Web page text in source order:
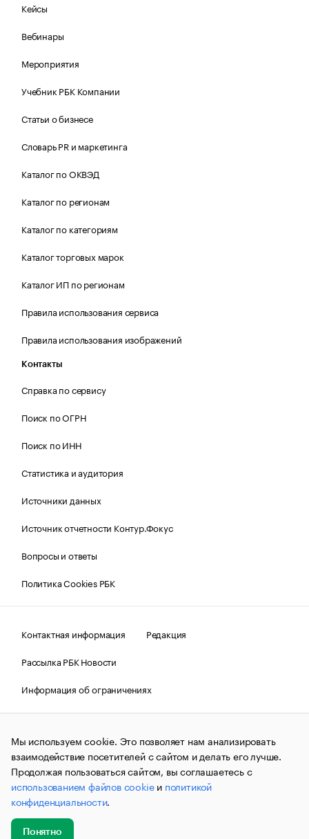
Кейсы
Вебинары
Мероприятия
Учебник РБК Компании
Статьи о бизнесе
Словарь PR и маркетинга
Каталог по ОКВЭД
Каталог по регионам
Каталог по категориям
Каталог торговых марок
Каталог ИП по регионам
Правила использования сервиса
Правила использования изображений
Контакты
Справка по сервису
Поиск по ОГРН
Поиск по ИНН
Статистика и аудитория
Источники данных
Источник отчетности Контур.Фокус
Вопросы и ответы
Политика Cookies РБК
Контактная информация
Редакция
Рассылка РБК Новости
Информация об ограничениях
Правовая информация
О соблюдении авторских прав
© АО «РОСБИЗНЕСКОНСАЛТИНГ»,1995–2026.Сообщения
и материалы информационного агентства «РБК»
(зарегистрировано Федеральной службой по надзору в сфере
связи, информационных технологий и массовых
коммуникаций (Роскомнадзор) 09.12.2015 за номером ИА
№ФС77-63848) сопровождаются пометкой «РБК». Отдельные
публикации могут содержать информацию,
не предназначенную для пользователей
до 18 лет.
Мы используем cookie. Это позволяет нам анализировать
взаимодействие посетителей с сайтом и делать его лучше.
Продолжая пользоваться сайтом, вы соглашаетесь с
использованием файлов cookieи политикой
конфиденциальности.
Понятно